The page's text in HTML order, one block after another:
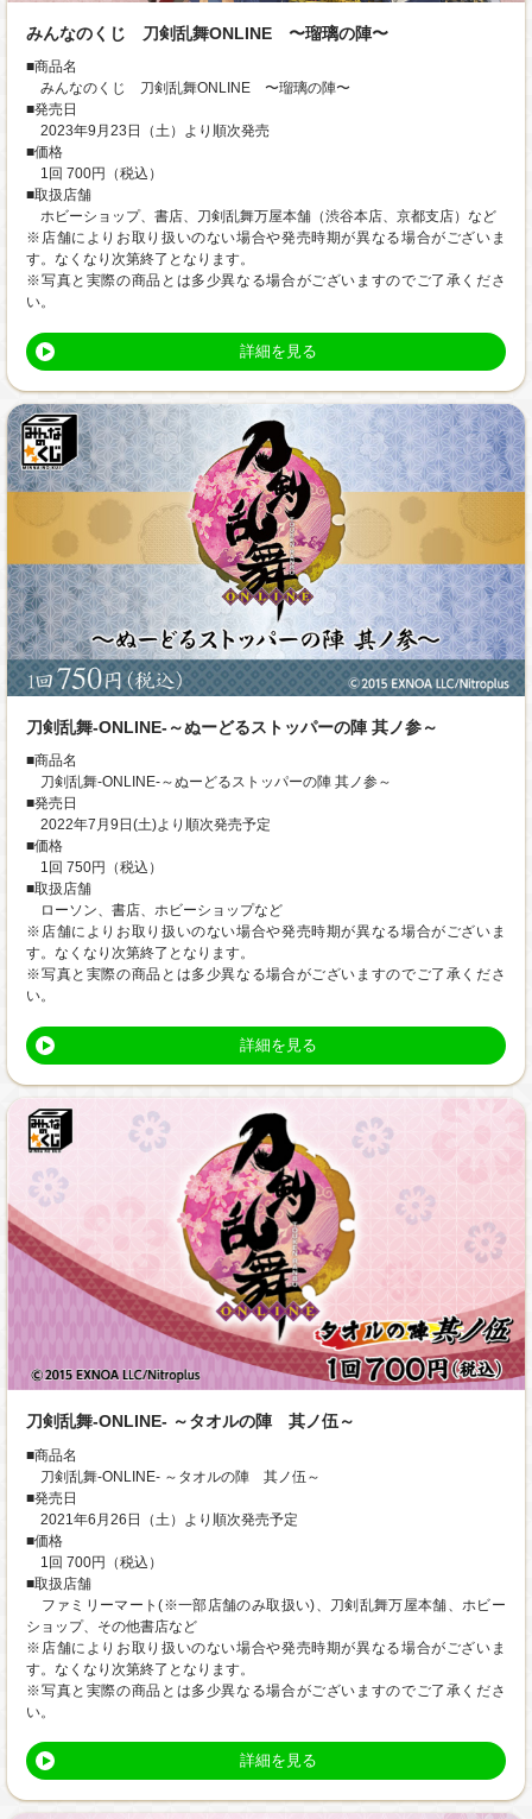
みんなのくじ 刀剣乱舞ONLINE 〜瑠璃の陣〜
■商品名
みんなのくじ 刀剣乱舞ONLINE 〜瑠璃の陣〜
■発売日
2023年9月23日（土）より順次発売
■価格
1回 700円（税込）
■取扱店舗
ホビーショップ、書店、刀剣乱舞万屋本舗（渋谷本店、京都支店）など
※店舗によりお取り扱いのない場合や発売時期が異なる場合がございま
す。なくなり次第終了となります。
※写真と実際の商品とは多少異なる場合がございますのでご了承くださ
い。
詳細を見る
刀剣乱舞-ONLINE-～ぬーどるストッパーの陣 其ノ参～
■商品名
刀剣乱舞-ONLINE-～ぬーどるストッパーの陣 其ノ参～
■発売日
2022年7月9日(土)より順次発売予定
■価格
1回 750円（税込）
■取扱店舗
ローソン、書店、ホビーショップなど
※店舗によりお取り扱いのない場合や発売時期が異なる場合がございま
す。なくなり次第終了となります。
※写真と実際の商品とは多少異なる場合がございますのでご了承くださ
い。
詳細を見る
刀剣乱舞-ONLINE- ～タオルの陣 其ノ伍～
■商品名
刀剣乱舞-ONLINE- ～タオルの陣 其ノ伍～
■発売日
2021年6月26日（土）より順次発売予定
■価格
1回 700円（税込）
■取扱店舗
ファミリーマート(※一部店舗のみ取扱い)、刀剣乱舞万屋本舗、ホビー
ショップ、その他書店など
※店舗によりお取り扱いのない場合や発売時期が異なる場合がございま
す。なくなり次第終了となります。
※写真と実際の商品とは多少異なる場合がございますのでご了承くださ
い。
詳細を見る